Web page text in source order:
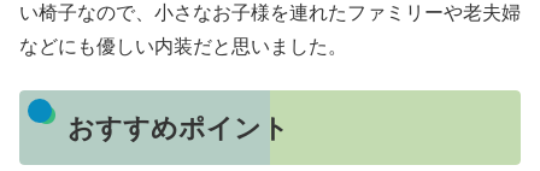
い椅子なので、小さなお子様を連れたファミリーや老夫婦
などにも優しい内装だと思いました。
おすすめポイント